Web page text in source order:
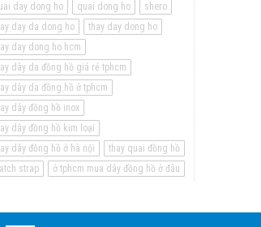
day dong ho
quai dong ho
shero
day da dong ho
thay day dong ho
day dong ho hcm
dây da đồng hồ giá rẻ tphcm
dây da đồng hồ ở tphcm
dây đồng hồ inox
dây đồng hồ kim loại
dây đồng hồ ở hà nội
thay quai đồng hồ
strap
ở tphcm mua dây đồng hồ ở đâu